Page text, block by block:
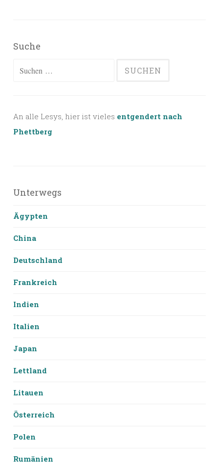
Suche
Suchen
An alle Lesys, hier ist vieles entgendert nach
Phettberg
Unterwegs
Ägypten
China
Deutschland
Frankreich
Indien
Italien
Japan
Lettland
Litauen
Österreich
Polen
Rumänien